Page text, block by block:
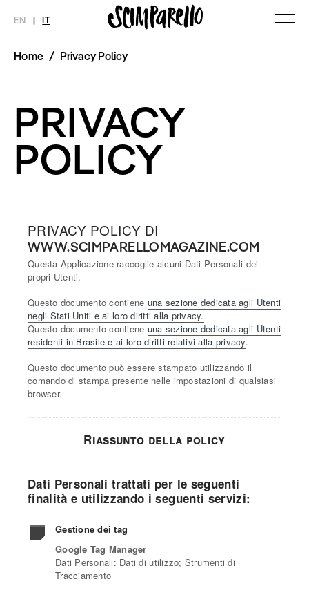
EN | IT
MAGAZINE NOVITÀ
Editoriali
Styling Tips
Video
INTERVIEW SCIMPARELLO
Imprint
Home / Privacy Policy
PRIVACY
POLICY
PRIVACY POLICY DI
WWW.SCIMPARELLOMAGAZINE.COM
Questa Applicazione raccoglie alcuni Dati Personali dei
propri Utenti.
Questo documento contiene una sezione dedicata agli Utenti
negli Stati Uniti e ai loro diritti alla privacy.
Questo documento contiene una sezione dedicata agli Utenti
residenti in Brasile e ai loro diritti relativi alla privacy.
Questo documento può essere stampato utilizzando il
comando di stampa presente nelle impostazioni di qualsiasi
browser.
Riassunto della policy
Dati Personali trattati per le seguenti
finalità e utilizzando i seguenti servizi:
Gestione dei tag
Google Tag Manager
Dati Personali: Dati di utilizzo; Strumenti di
Tracciamento